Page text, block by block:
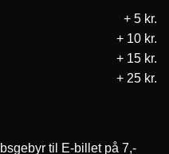
+ 5 kr.
+ 10 kr.
+ 15 kr.
+ 25 kr.
til E-billet på 7,-